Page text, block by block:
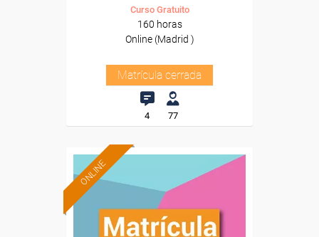
Curso Gratuito
160 horas
Online (Madrid )
Matrícula cerrada
4 77
ONLINE